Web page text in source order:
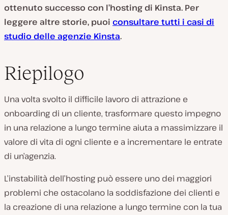
ottenuto successo con l’hosting di Kinsta. Per
leggere altre storie, puoi consultare tutti i casi di
studio delle agenzie Kinsta.
Riepilogo
Una volta svolto il difficile lavoro di attrazione e
onboarding di un cliente, trasformare questo impegno
in una relazione a lungo termine aiuta a massimizzare il
valore di vita di ogni cliente e a incrementare le entrate
di un’agenzia.
L’instabilità dell’hosting può essere uno dei maggiori
problemi che ostacolano la soddisfazione dei clienti e
la creazione di una relazione a lungo termine con la tua